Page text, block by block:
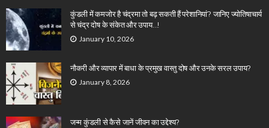
कुंडली में कमजोर है चंद्रमा तो बढ़ सकती हैं परेशानियां? जानिए ज्योतिषाचार्य
से चंद्र दोष के संकेत और उपाय…!
January 10, 2026
नौकरी और व्यापार में बाधा के प्रमुख वास्तु दोष और उनके सरल उपाय?
January 8, 2026
जन्म कुंडली से कैसे जानें जीवन का उद्देश्य?